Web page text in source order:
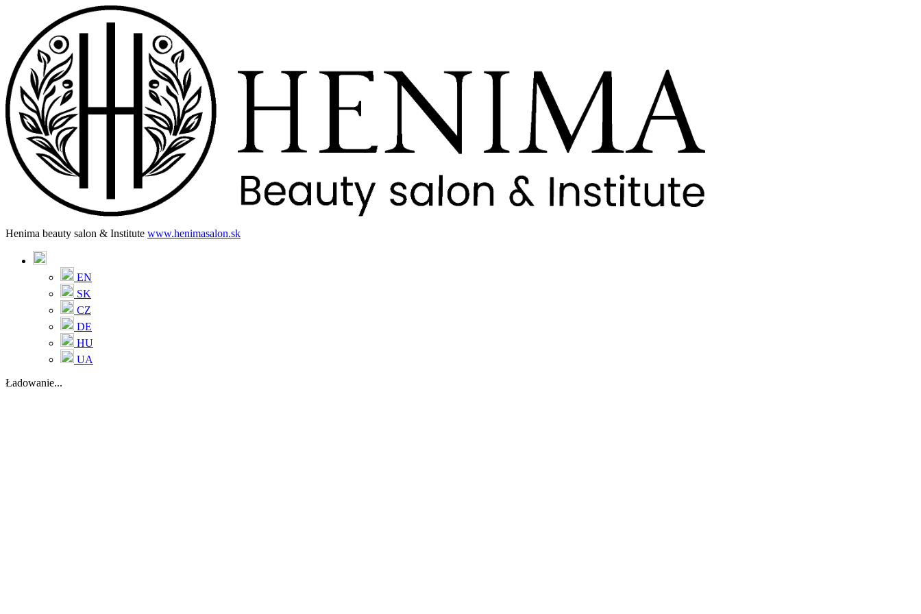
Henima beauty salon & Institute www.henimasalon.sk
EN
SK
CZ
DE
HU
UA
Ładowanie...